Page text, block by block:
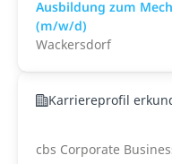
Ausbildung zum
(m/w/d)
Wackersdorf
Karriereprofil
cbs Corporate